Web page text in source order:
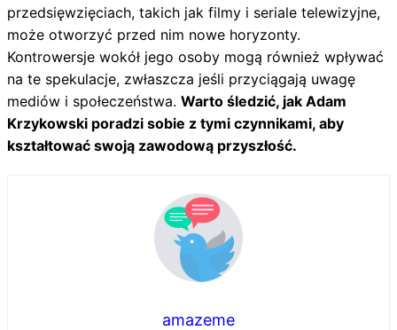
przedsięwzięciach, takich jak filmy i seriale telewizyjne,
może otworzyć przed nim nowe horyzonty.
Kontrowersje wokół jego osoby mogą również wpływać
na te spekulacje, zwłaszcza jeśli przyciągają uwagę
mediów i społeczeństwa. Warto śledzić, jak Adam
Krzykowski poradzi sobie z tymi czynnikami, aby
kształtować swoją zawodową przyszłość.
amazeme